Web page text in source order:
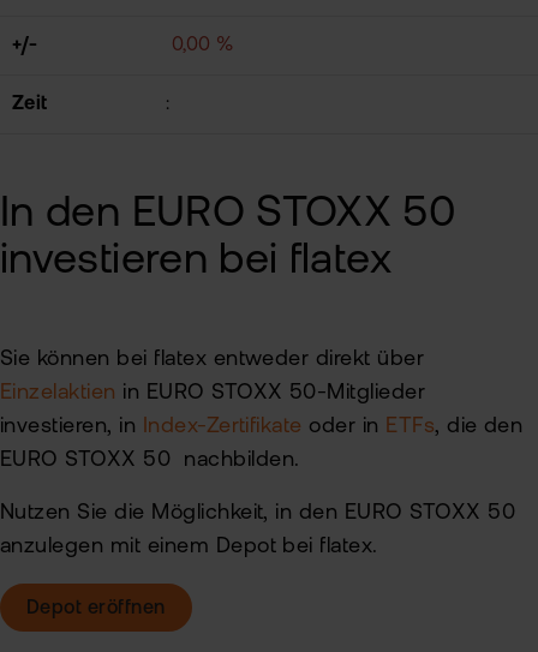
+/- 0,00 %
Zeit :
In den EURO STOXX 50
investieren bei flatex
Sie können bei flatex entweder direkt über
Einzelaktien in EURO STOXX 50-Mitglieder
investieren, in Index-Zertifikate oder in ETFs, die den
EURO STOXX 50 nachbilden.
Nutzen Sie die Möglichkeit, in den EURO STOXX 50
anzulegen mit einem Depot bei flatex.
Depot eröffnen